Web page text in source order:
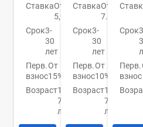
СтавкаОт
5,99%
Срок3-
30
лет
Перв.
взнос
От
15%
Возраст18-
70
лет
СтавкаОт
7.5%
Срок3-
30
лет
Перв.
взнос
От
10%
Возраст18-
70
лет
Срок
Перв.
взнос